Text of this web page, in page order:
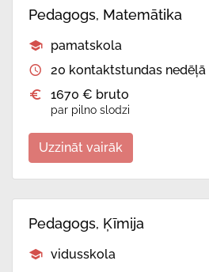
Pedagogs, Matemātika
pamatskola
20 kontaktstundas nedēļā
1670 € bruto
par pilno slodzi
Uzzināt vairāk
Pedagogs, Ķīmija
vidusskola